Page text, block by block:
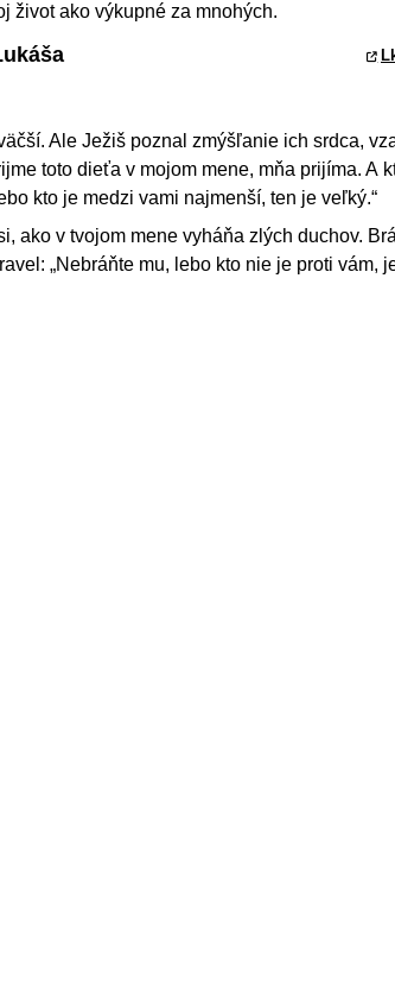
život ako výkupné za mnohých.
Ale Ježiš poznal zmýšľanie ich srdca,
toto dieťa v mojom mene, mňa prijíma. A
kto je medzi vami najmenší, ten je veľký.“
ako v tvojom mene vyháňa zlých duchov.
„Nebráňte mu, lebo kto nie je proti vám,